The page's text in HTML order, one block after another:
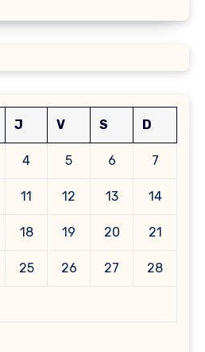
J V S D
4 5 6 7
11 12 13 14
18 19 20 21
25 26 27 28